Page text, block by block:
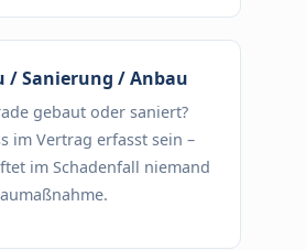
/ Sanierung / Anbau
gebaut oder saniert?
im Vertrag erfasst sein –
im Schadenfall niemand